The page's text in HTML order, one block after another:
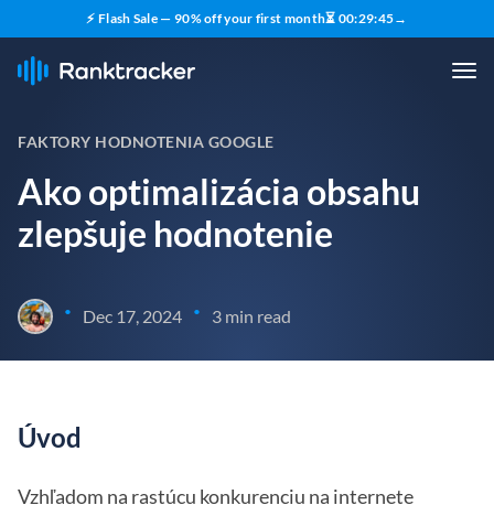
⚡ Flash Sale — 90% off your first month⏳ 00:29:44→
FAKTORY HODNOTENIA GOOGLE
Ako optimalizácia obsahu
zlepšuje hodnotenie
• Dec 17, 2024 • 3 min read
Úvod
Vzhľadom na rastúcu konkurenciu na internete